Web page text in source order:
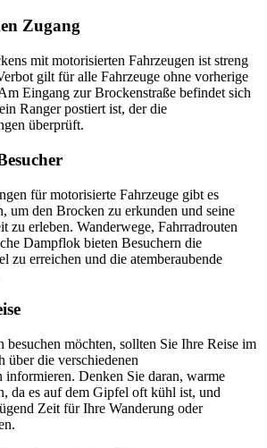
Zugang
mit motorisierten Fahrzeugen ist streng
gilt für alle Fahrzeuge ohne vorherige
Eingang zur Brockenstraße befindet sich
Ranger postiert ist, der die
überprüft.
für motorisierte Fahrzeuge gibt es
um den Brocken zu erkunden und seine
zu erleben. Wanderwege, Fahrradrouten
Dampflok bieten Besuchern die
zu erreichen und die atemberaubende
besuchen möchten, sollten Sie Ihre Reise im
über die verschiedenen
informieren. Denken Sie daran, warme
da es auf dem Gipfel oft kühl ist, und
Zeit für Ihre Wanderung oder